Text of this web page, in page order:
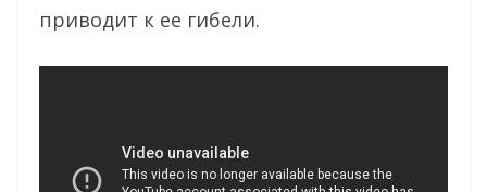
приводит к ее гибели.